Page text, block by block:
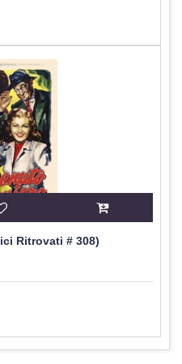
Ritrovati # 308)